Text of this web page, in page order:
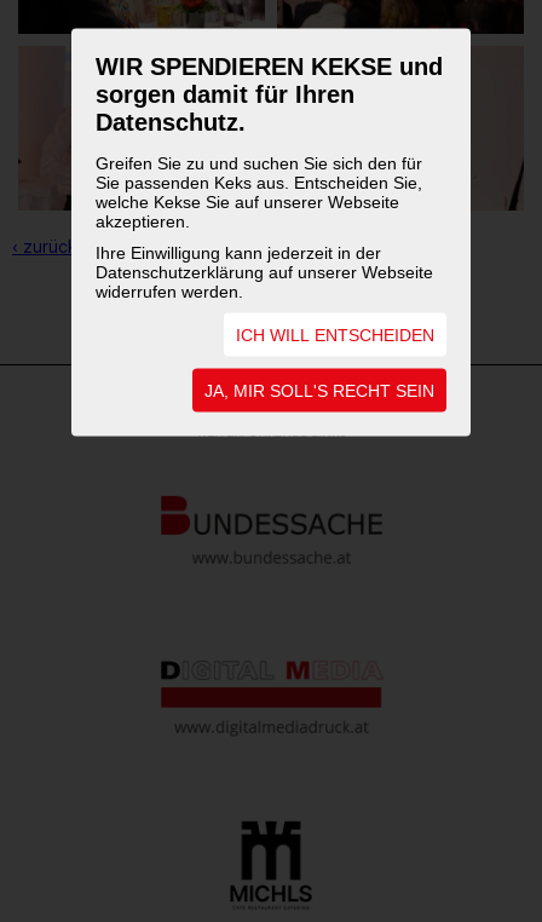
WIR SPENDIEREN KEKSE und
sorgen damit für Ihren
Datenschutz.
Greifen Sie zu und suchen Sie sich den für
Sie passenden Keks aus. Entscheiden Sie,
welche Kekse Sie auf unserer Webseite
akzeptieren.
Ihre Einwilligung kann jederzeit in der
Datenschutzerklärung auf unserer Webseite
widerrufen werden.
ICH WILL ENTSCHEIDEN
JA, MIR SOLL'S RECHT SEIN
‹ zurück zur Übersicht